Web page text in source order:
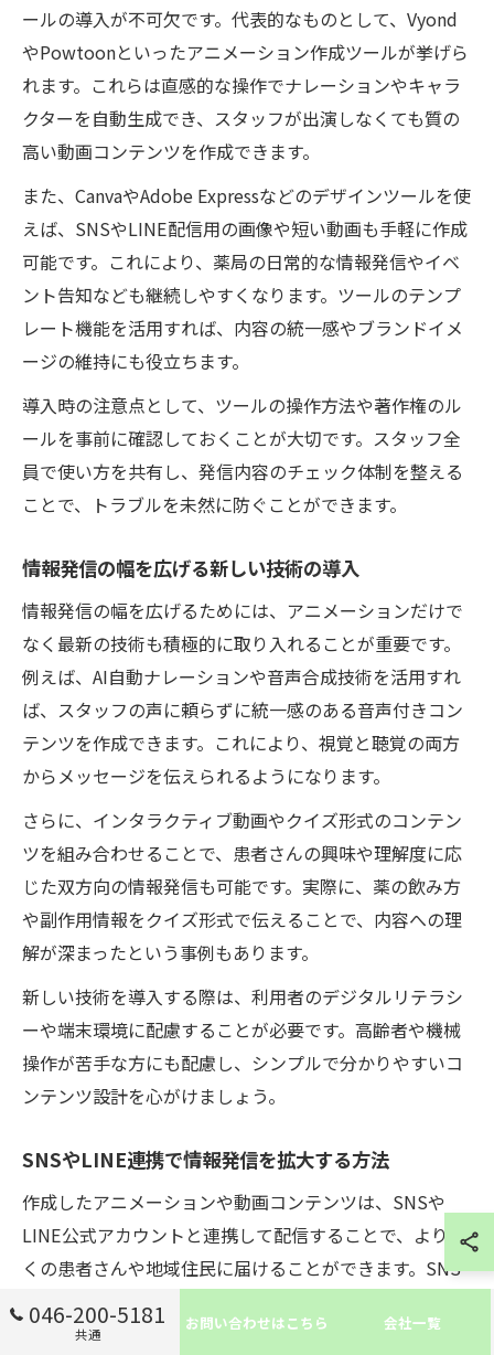
ールの導入が不可欠です。代表的なものとして、Vyond
やPowtoonといったアニメーション作成ツールが挙げら
れます。これらは直感的な操作でナレーションやキャラ
クターを自動生成でき、スタッフが出演しなくても質の
高い動画コンテンツを作成できます。
また、CanvaやAdobe Expressなどのデザインツールを使
えば、SNSやLINE配信用の画像や短い動画も手軽に作成
可能です。これにより、薬局の日常的な情報発信やイベ
ント告知なども継続しやすくなります。ツールのテンプ
レート機能を活用すれば、内容の統一感やブランドイメ
ージの維持にも役立ちます。
導入時の注意点として、ツールの操作方法や著作権のル
ールを事前に確認しておくことが大切です。スタッフ全
員で使い方を共有し、発信内容のチェック体制を整える
ことで、トラブルを未然に防ぐことができます。
情報発信の幅を広げる新しい技術の導入
情報発信の幅を広げるためには、アニメーションだけで
なく最新の技術も積極的に取り入れることが重要です。
例えば、AI自動ナレーションや音声合成技術を活用すれ
ば、スタッフの声に頼らずに統一感のある音声付きコン
テンツを作成できます。これにより、視覚と聴覚の両方
からメッセージを伝えられるようになります。
さらに、インタラクティブ動画やクイズ形式のコンテン
ツを組み合わせることで、患者さんの興味や理解度に応
じた双方向の情報発信も可能です。実際に、薬の飲み方
や副作用情報をクイズ形式で伝えることで、内容への理
解が深まったという事例もあります。
新しい技術を導入する際は、利用者のデジタルリテラシ
ーや端末環境に配慮することが必要です。高齢者や機械
操作が苦手な方にも配慮し、シンプルで分かりやすいコ
ンテンツ設計を心がけましょう。
SNSやLINE連携で情報発信を拡大する方法
作成したアニメーションや動画コンテンツは、SNSや
LINE公式アカウントと連携して配信することで、より多
くの患者さんや地域住民に届けることができます。SNS
す。両者を使い分けることで、情報発信の効果を最大化
046-200-5181
共通
お問い合わせはこちら 会社一覧